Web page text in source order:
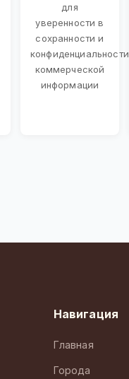
для
уверенности в
сохранности и
конфиденциальности
коммерческой
информации
Навигация
Главная
Города